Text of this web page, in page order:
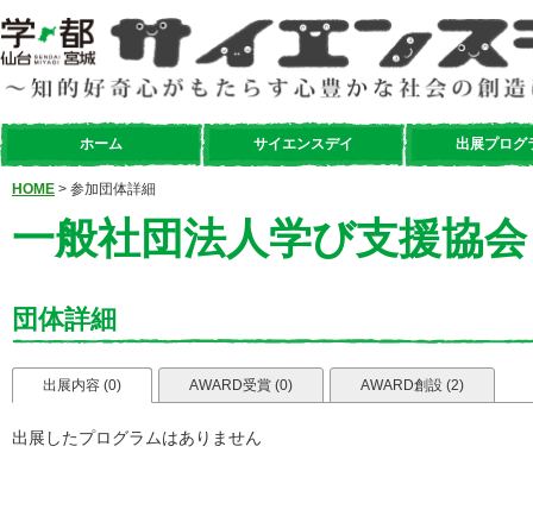
ホーム サイエンスデイ 出展プログ
HOME > 参加団体詳細
一般社団法人学び支援協会
団体詳細
出展内容 (0) AWARD受賞 (0) AWARD創設 (2)
出展したプログラムはありません